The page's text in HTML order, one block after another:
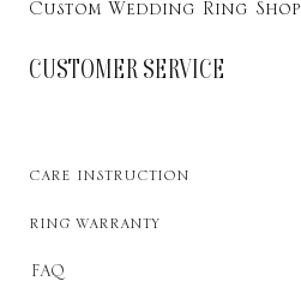
Custom Wedding Ring Shop
CUSTOMER SERVICE
care instruction
ring warranty
FAQ